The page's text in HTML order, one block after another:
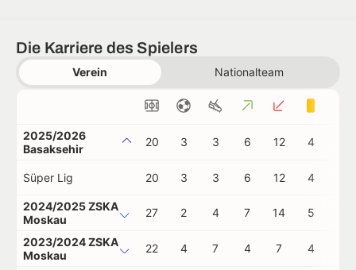
Die Karriere des Spielers
Verein Nationalteam
2025/2026
Basaksehir
20 3 3 6 12 4
Süper Lig 20 3 3 6 12 4
2024/2025 ZSKA
Moskau
27 2 4 7 14 5
2023/2024 ZSKA
Moskau
22 4 7 4 7 4